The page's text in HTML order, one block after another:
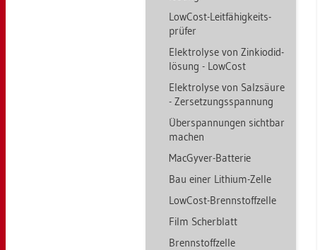
Low­Cost-Leit­fä­hig­keits­
prü­fer
Elek­tro­ly­se von Zin­ki­odid­
lö­sung - Low­Cost
Elek­tro­ly­se von Salz­säu­re
- Zer­set­zungs­span­nung
Über­span­nun­gen sicht­bar
ma­chen
MacGy­ver-Bat­te­rie
Bau einer Li­thi­um-Zelle
Low­Cost-Brenn­stoff­zel­le
Film Scher­blatt
Brenn­stoff­zel­le